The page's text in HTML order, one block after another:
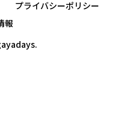
プライバシーポリシー
報